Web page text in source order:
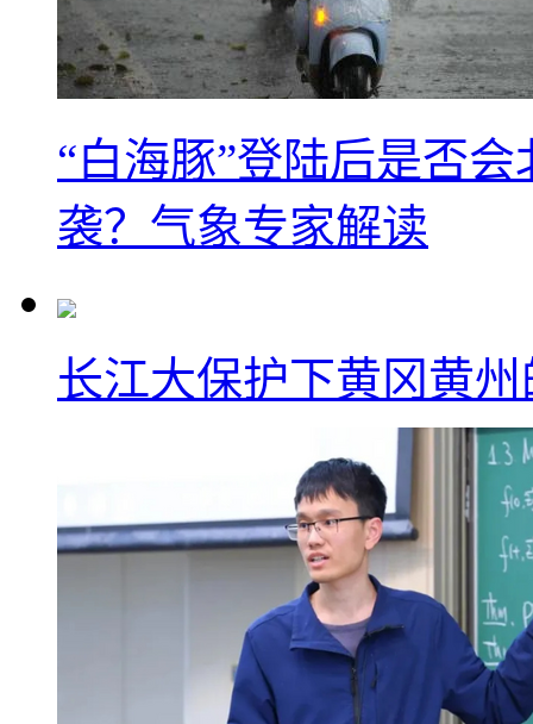
“白海豚”登陆后是否
袭？气象专家解读
长江大保护下黄冈黄